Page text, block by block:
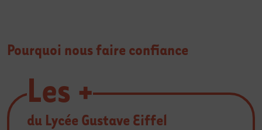
Pourquoi nous faire confiance
Les +
du Lycée Gustave Eiffel